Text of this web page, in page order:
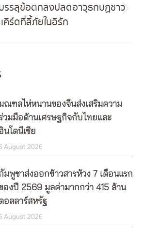
Next
post:
รรลุข้อตกลงปลดอาวุธกบฏชาว
เคิร์ดที่ลี้ภัยในอิรัก
ณฑลไห่หนานของจีนส่งเสริมความ
วมมือด้านเศรษฐกิจกับไทยและ
นโดนีเซีย
August 2026
มพูชาส่งออกข้าวสารห้วง 7 เดือนแรก
องปี 2569 มูลค่ามากกว่า 415 ล้าน
อลลาร์สหรัฐ
August 2026